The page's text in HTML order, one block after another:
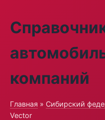
компаний
Главная » Сибирский
Vector